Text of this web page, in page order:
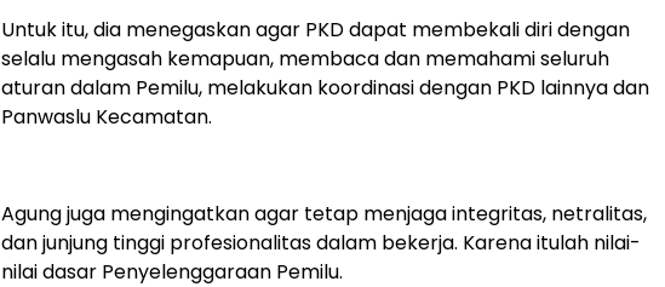
Untuk itu, dia menegaskan agar PKD dapat membekali diri dengan
selalu mengasah kemapuan, membaca dan memahami seluruh
aturan dalam Pemilu, melakukan koordinasi dengan PKD lainnya dan
Panwaslu Kecamatan.
Agung juga mengingatkan agar tetap menjaga integritas, netralitas,
dan junjung tinggi profesionalitas dalam bekerja. Karena itulah nilai-
nilai dasar Penyelenggaraan Pemilu.